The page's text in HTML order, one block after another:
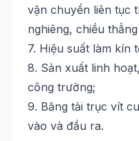
vận chuyển liên tục
nghiêng, chiều
7. Hiệu suất làm kín
8. Sản xuất linh
công trường;
9. Băng tải trục vít
vào và đầu ra.